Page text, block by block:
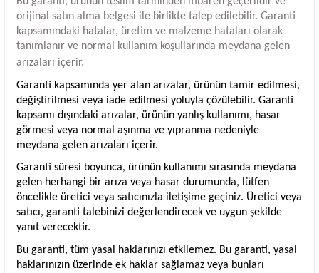
orijinal satın alma belgesi ile birlikte talep edilebilir. Garanti
kapsamındaki hatalar, üretim ve malzeme hataları olarak
tanımlanır ve normal kullanım koşullarında meydana gelen
arızaları içerir.
Garanti kapsamında yer alan arızalar, ürünün tamir edilmesi,
değiştirilmesi veya iade edilmesi yoluyla çözülebilir. Garanti
kapsamı dışındaki arızalar, ürünün yanlış kullanımı, hasar
görmesi veya normal aşınma ve yıpranma nedeniyle
meydana gelen arızaları içerir.
Garanti süresi boyunca, ürünün kullanımı sırasında meydana
gelen herhangi bir arıza veya hasar durumunda, lütfen
öncelikle üretici veya satıcınızla iletişime geçiniz. Üretici veya
satıcı, garanti talebinizi değerlendirecek ve uygun şekilde
yanıt verecektir.
Bu garanti, tüm yasal haklarınızı etkilemez. Bu garanti, yasal
haklarınızın üzerinde ek haklar sağlamaz veya bunları